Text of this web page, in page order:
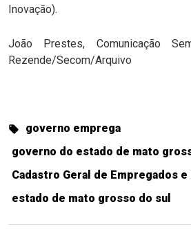
Inovação).
João Prestes, Comunicação
Rezende/Secom/Arquivo
governo emprega
governo do estado de mato
Cadastro Geral de Empregados
estado de mato grosso do sul